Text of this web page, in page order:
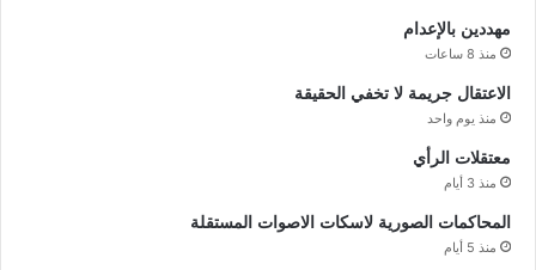
مهددين بالإعدام
منذ 8 ساعات
الاعتقال جريمة لا تخفي الحقيقة
منذ يوم واحد
معتقلات الرأي
منذ 3 أيام
المحاكمات الصورية لاسكات الاصوات المستقلة
منذ 5 أيام